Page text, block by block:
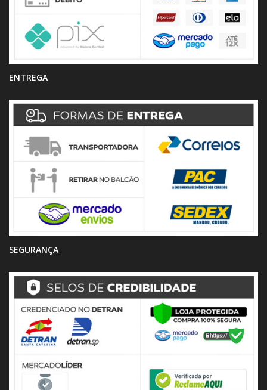
ENTREGA
SEGURANÇA